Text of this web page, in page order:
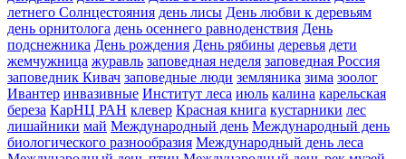
летнего Солнцестояния день лисы День любви к деревьям
день орнитолога день осеннего равноденствия День
подснежника День рождения День рябины деревья дети
жемчужница журавль заповедная неделя заповедная Россия
заповедник Кивач заповедные люди земляника зима зоолог
Ивантер инвазивные Институт леса июль калина карельская
береза КарНЦ РАН клевер Красная книга кустарники лес
лишайники май Международный день Международный день
биологического разнообразия Международный день леса